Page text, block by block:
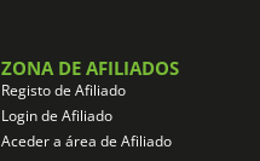
ZONA DE AFILIADOS
Registo de Afiliado
Login de Afiliado
Aceder a área de Afiliado